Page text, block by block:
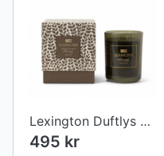
Lexington Duftlys heritage fresh pine
495 kr